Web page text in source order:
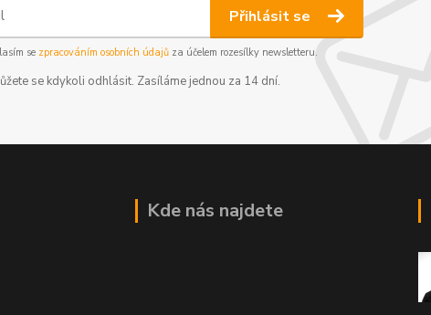
Přihlásit se
se zpracováním osobních údajůza účelem rozesílky newsletteru.
se kdykoli odhlásit. Zasíláme jednou za 14 dní.
Kde nás najdete